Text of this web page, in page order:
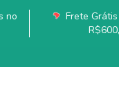
no
Frete